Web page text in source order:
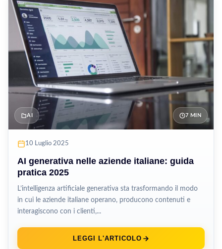
AI 7 MIN
10 Luglio 2025
AI generativa nelle aziende italiane: guida
pratica 2025
L’intelligenza artificiale generativa sta trasformando il modo
in cui le aziende italiane operano, producono contenuti e
interagiscono con i clienti,...
LEGGI L'ARTICOLO